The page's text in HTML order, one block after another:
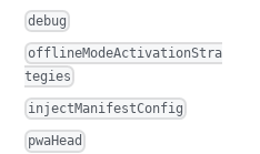
debug
offlineModeActivationStra
tegies
injectManifestConfig
pwaHead